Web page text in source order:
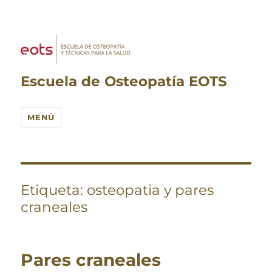
Escuela de Osteopatía EOTS
MENÚ
Etiqueta: osteopatia y pares
craneales
Pares craneales